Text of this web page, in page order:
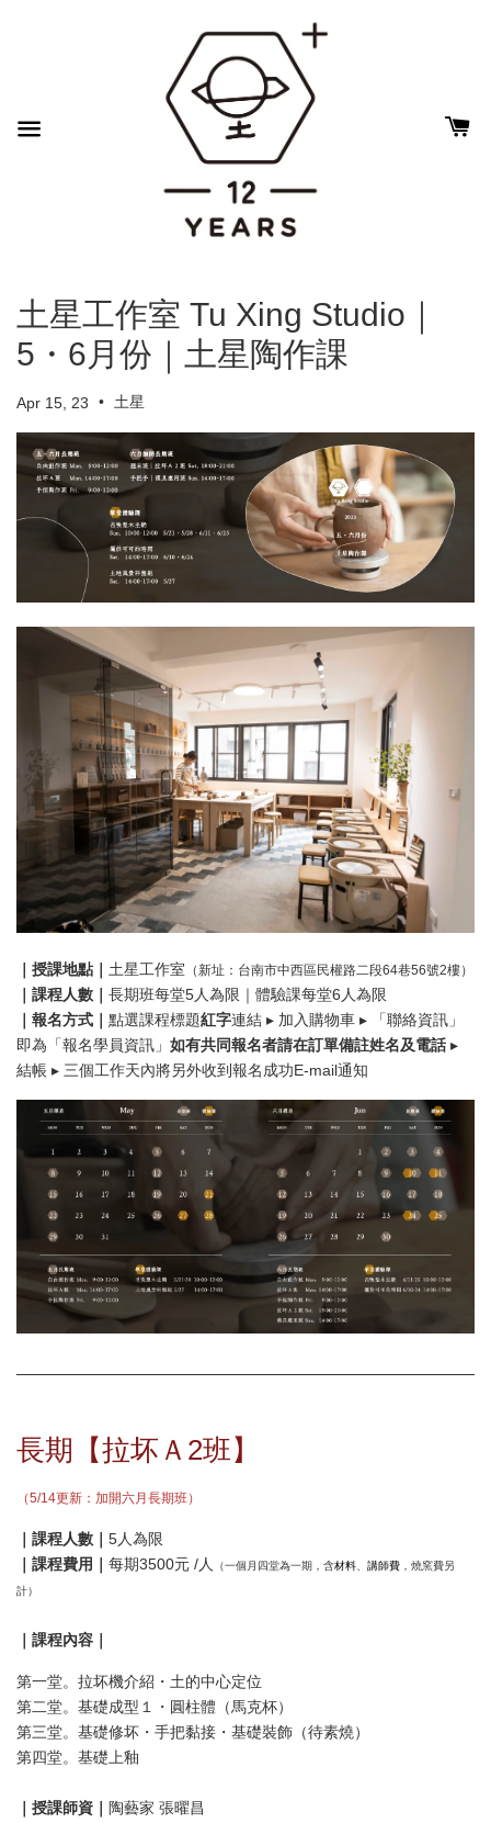
土星工作室 Tu Xing Studio｜
5・6月份｜土星陶作課
Apr 15, 23 • 土星
｜授課地點｜ 土星工作室 （新址：台南市中西區民權路二段64巷56號2樓）
｜課程人數｜ 長期班每堂5人為限｜體驗課每堂6人為限
｜報名方式｜ 點選課程標題紅字連結 ▸ 加入購物車 ▸ 「聯絡資訊」
即為「報名學員資訊」 如有共同報名者請在訂單備註姓名及電話 ▸
結帳 ▸ 三個工作天內將另外收到報名成功E-mail通知
長期【拉坏Ａ2班】
（5/14更新：加開六月長期班）
｜課程人數｜ 5人為限
｜課程費用｜ 每期3500元 /人 （一個月四堂為一期，含材料 講師費 ，燒窯費另
計）
｜課程內容｜
第一堂。拉坏機介紹・土的中心定位
第二堂。基礎成型１・圓柱體（馬克杯）
第三堂。基礎修坏・手把黏接・基礎裝飾（待素燒）
第四堂。基礎上釉
｜授課師資｜
陶藝家 張曜昌